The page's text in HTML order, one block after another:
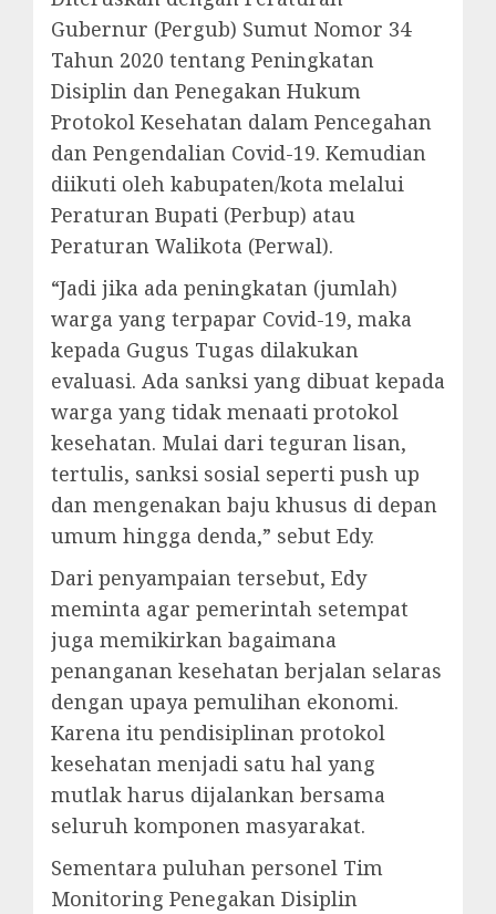
Gubernur (Pergub) Sumut Nomor 34
Tahun 2020 tentang Peningkatan
Disiplin dan Penegakan Hukum
Protokol Kesehatan dalam Pencegahan
dan Pengendalian Covid-19. Kemudian
diikuti oleh kabupaten/kota melalui
Peraturan Bupati (Perbup) atau
Peraturan Walikota (Perwal).
“Jadi jika ada peningkatan (jumlah)
warga yang terpapar Covid-19, maka
kepada Gugus Tugas dilakukan
evaluasi. Ada sanksi yang dibuat kepada
warga yang tidak menaati protokol
kesehatan. Mulai dari teguran lisan,
tertulis, sanksi sosial seperti push up
dan mengenakan baju khusus di depan
umum hingga denda,” sebut Edy.
Dari penyampaian tersebut, Edy
meminta agar pemerintah setempat
juga memikirkan bagaimana
penanganan kesehatan berjalan selaras
dengan upaya pemulihan ekonomi.
Karena itu pendisiplinan protokol
kesehatan menjadi satu hal yang
mutlak harus dijalankan bersama
seluruh komponen masyarakat.
Sementara puluhan personel Tim
Monitoring Penegakan Disiplin